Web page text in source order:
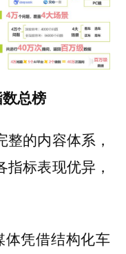
总榜
的内容体系，
标表现优异，
体凭借结构化车